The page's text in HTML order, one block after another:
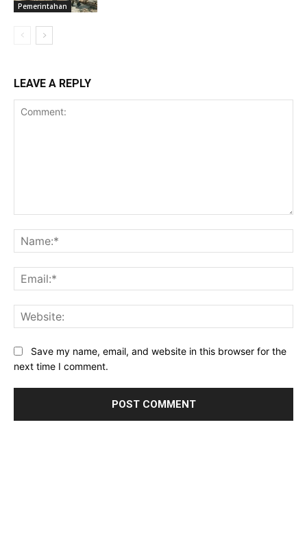
Pemerintahan
LEAVE A REPLY
Save my name, email, and website in this browser for the
next time I comment.